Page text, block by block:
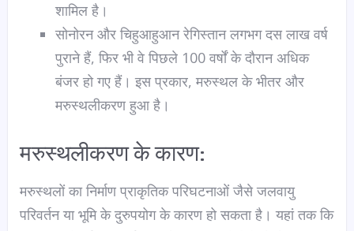
शामिल है।
सोनोरन और चिहुआहुआन रेगिस्तान लगभग दस लाख वर्ष
पुराने हैं, फिर भी वे पिछले 100 वर्षों के दौरान अधिक
बंजर हो गए हैं। इस प्रकार, मरुस्थल के भीतर और
मरुस्थलीकरण हुआ है।
मरुस्थलीकरण के कारण:
मरुस्थलों का निर्माण प्राकृतिक परिघटनाओं जैसे जलवायु
परिवर्तन या भूमि के दुरुपयोग के कारण हो सकता है। यहां तक कि